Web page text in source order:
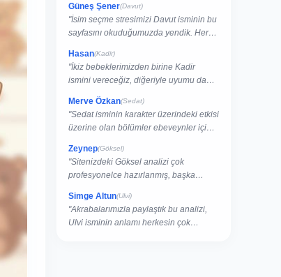
Güneş Şener(Davut)
"İsim seçme stresimizi Davut isminin bu
sayfasını okuduğumuzda yendik. Her
Hasan(Kadir)
"İkiz bebeklerimizden birine Kadir
ismini vereceğiz, diğeriyle uyumu da
Merve Özkan(Sedat)
"Sedat isminin karakter üzerindeki etkisi
üzerine olan bölümler ebeveynler için
Zeynep(Göksel)
"Sitenizdeki Göksel analizi çok
profesyonelce hazırlanmış, başka
Simge Altun(Ulvi)
"Akrabalarımızla paylaştık bu analizi,
Ulvi isminin anlamı herkesin çok